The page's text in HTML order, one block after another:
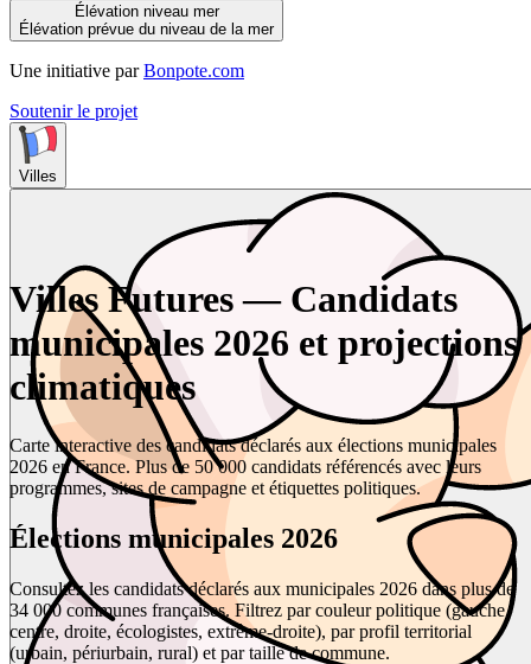
Élévation niveau mer
Élévation prévue du niveau de la mer
Une initiative par Bonpote.com
Soutenir le projet
Villes
Villes Futures — Candidats
municipales 2026 et projections
climatiques
Carte interactive des candidats déclarés aux élections municipales
2026 en France. Plus de 50 000 candidats référencés avec leurs
programmes, sites de campagne et étiquettes politiques.
Élections municipales 2026
Consultez les candidats déclarés aux municipales 2026 dans plus de
34 000 communes françaises. Filtrez par couleur politique (gauche,
centre, droite, écologistes, extrême-droite), par profil territorial
(urbain, périurbain, rural) et par taille de commune.